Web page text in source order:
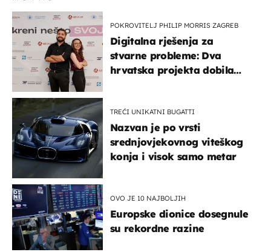
POKROVITELJ PHILIP MORRIS ZAGREB
Digitalna rješenja za
stvarne probleme: Dva
hrvatska projekta dobila
TREĆI UNIKATNI BUGATTI
Nazvan je po vrsti
srednjovjekovnog viteškog
konja i visok samo metar
OVO JE 10 NAJBOLJIH
Europske dionice dosegnule
su rekordne razine